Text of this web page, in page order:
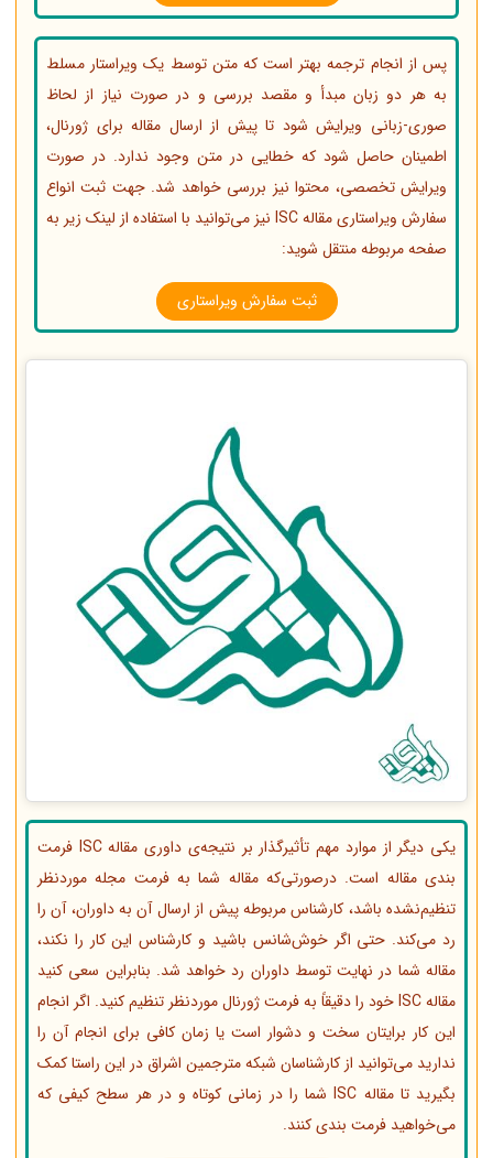
پس از انجام ترجمه بهتر است که متن توسط یک ویراستار مسلط
به هر دو زبان مبدأ و مقصد بررسی و در صورت نیاز از لحاظ
صوری-زبانی ویرایش شود تا پیش از ارسال مقاله برای ژورنال،
اطمینان حاصل شود که خطایی در متن وجود ندارد. در صورت
ویرایش تخصصی، محتوا نیز بررسی خواهد شد. جهت ثبت انواع
سفارش ویراستاری مقاله ISC نیز می‌توانید با استفاده از لینک زیر به
صفحه مربوطه منتقل شوید:
ثبت سفارش ویراستاری
یکی دیگر از موارد مهم تأثیرگذار بر نتیجه‌ی داوری مقاله ISC فرمت
بندی مقاله است. درصورتی‌که مقاله شما به فرمت مجله موردنظر
تنظیم‌نشده باشد، کارشناس مربوطه پیش از ارسال آن به داوران، آن را
رد می‌کند. حتی اگر خوش‌شانس باشید و کارشناس این کار را نکند،
مقاله شما در نهایت توسط داوران رد خواهد شد. بنابراین سعی کنید
مقاله ISC خود را دقیقاً به فرمت ژورنال موردنظر تنظیم کنید. اگر انجام
این کار برایتان سخت و دشوار است یا زمان کافی برای انجام آن را
ندارید می‌توانید از کارشناسان شبکه مترجمین اشراق در این راستا کمک
بگیرید تا مقاله ISC شما را در زمانی کوتاه و در هر سطح کیفی که
می‌خواهید فرمت بندی کنند.